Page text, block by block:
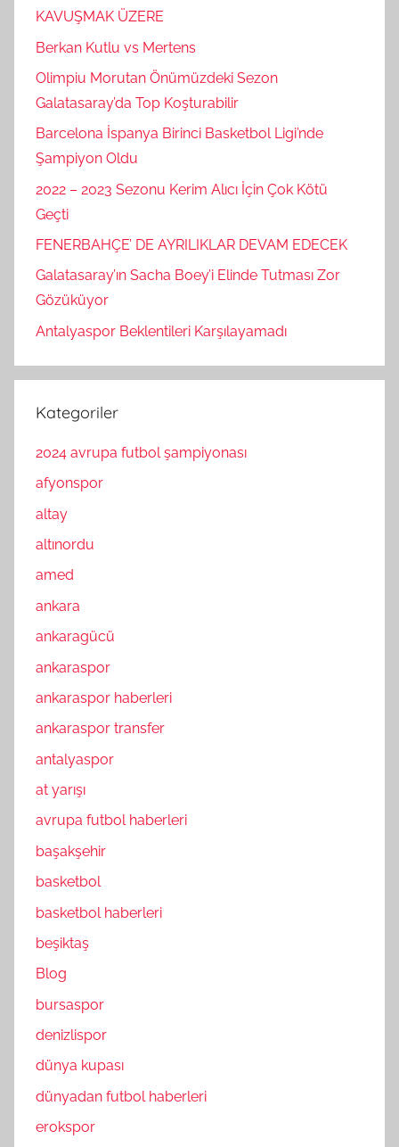
KAVUŞMAK ÜZERE
Berkan Kutlu vs Mertens
Olimpiu Morutan Önümüzdeki Sezon
Galatasaray’da Top Koşturabilir
Barcelona İspanya Birinci Basketbol Ligi’nde
Şampiyon Oldu
2022 – 2023 Sezonu Kerim Alıcı İçin Çok Kötü
Geçti
FENERBAHÇE’ DE AYRILIKLAR DEVAM EDECEK
Galatasaray’ın Sacha Boey’i Elinde Tutması Zor
Gözüküyor
Antalyaspor Beklentileri Karşılayamadı
Kategoriler
2024 avrupa futbol şampiyonası
afyonspor
altay
altınordu
amed
ankara
ankaragücü
ankaraspor
ankaraspor haberleri
ankaraspor transfer
antalyaspor
at yarışı
avrupa futbol haberleri
başakşehir
basketbol
basketbol haberleri
beşiktaş
Blog
bursaspor
denizlispor
dünya kupası
dünyadan futbol haberleri
erokspor